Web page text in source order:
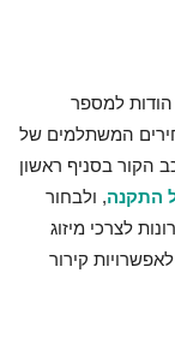
הודות למספר
המשתלמים של
הקור בסניף ראשון
התקנה, ולבחור
לצרכי מיזוג
קירור